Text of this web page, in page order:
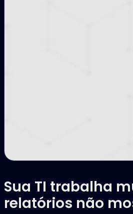
Sua TI trabalha
relatórios não